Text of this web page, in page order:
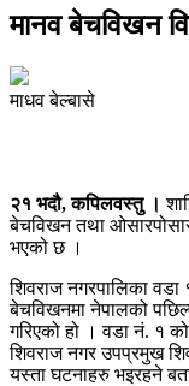
मानव बेचविखन
माधव बेल्बासे
२१ भदौ, कपिलवस्तु ।
बेचविखन तथा
भएको छ ।
शिवराज नगरपालिका
बेचविखनमा नेपालको
गरिएको हो । वडा नं. १
शिवराज नगर उपप्रमुख
यस्ता घटनाहरु भइरहने